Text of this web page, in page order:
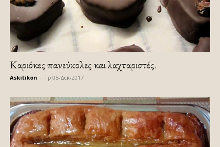
Καριόκες πανεύκολες και λαχταριστές.
Askitikon Τρ 05-Δεκ-2017